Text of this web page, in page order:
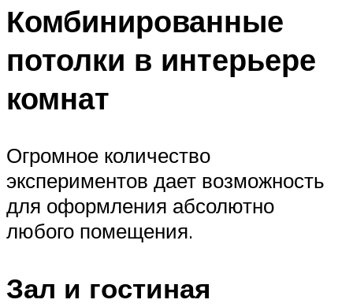
Комбинированные
потолки в интерьере
комнат
Огромное количество
экспериментов дает возможность
для оформления абсолютно
любого помещения.
Зал и гостиная